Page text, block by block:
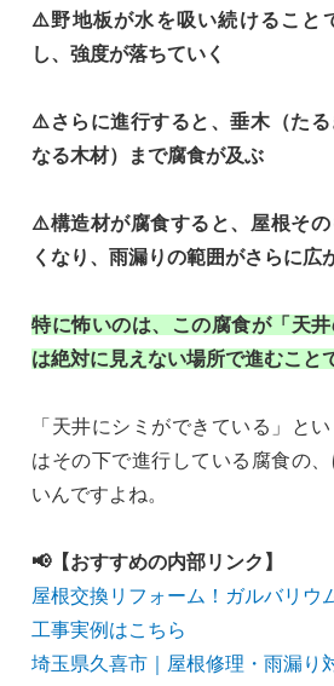
⚠️野地板が水を吸い続けること
し、強度が落ちていく
⚠️さらに進行すると、垂木（たる
なる木材）まで腐食が及ぶ
⚠️構造材が腐食すると、屋根そ
くなり、雨漏りの範囲がさらに広
特に怖いのは、この腐食が「天
は絶対に見えない場所で進むこと
「天井にシミができている」と
はその下で進行している腐食の
いんですよね。
📢【おすすめの内部リンク】
屋根交換リフォーム！ガルバリウ
工事実例はこちら
埼玉県久喜市｜屋根修理・雨漏り